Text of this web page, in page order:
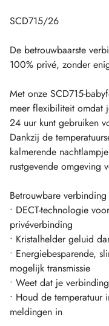
SCD715/26
De betrouwbaarste
100% privé, zonder
Met onze SCD715-
meer flexibiliteit omdat
24 uur kunt gebruiken
Dankzij de
kalmerende
rustgevende omgeving
Betrouwbare
• DECT-technologie
privéverbinding
• Kristalhelder geluid
• Energiebesparende,
mogelijk transmissie
• Weet dat je
• Houd de temperatuur
meldingen in